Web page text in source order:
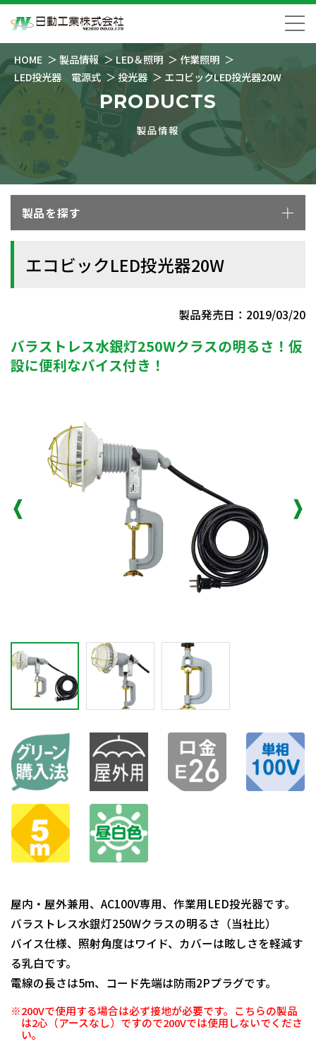
HOME 製品情報 LED＆照明
作業照明
LED投光器 電源式
投光器 エコビックLED投光器20W
PRODUCTS
製品情報
製品を探す
エコビックLED投光器20W
製品発売日：2019/03/20
バラストレス水銀灯250Wクラスの明るさ！仮
設に便利なバイス付き！
屋内・屋外兼用、AC100V専用、作業用LED投光器です。
バラストレス水銀灯250Wクラスの明るさ（当社比）
バイス仕様、照射角度はワイド、カバーは眩しさを軽減す
る乳白です。
電線の長さは5m、コード先端は防雨2Pプラグです。
※200Vで使用する場合は必ず接地が必要です。こちらの製品
は2心（アースなし）ですので200Vでは使用しないでくださ
い。